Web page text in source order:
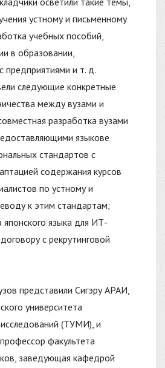
устному и письменному
учебных пособий,
в образовании,
предприятиями и т. д.
следующие конкретные
между вузами и
разработка вузами
языкове
стандартов с
содержания курсов
по устному и
к этим стандартам;
японского языка для ИТ-
с рекрутинговой
представили Сигэру АРАИ,
университета
(ТУМИ), и
факультета
заведующая кафедрой